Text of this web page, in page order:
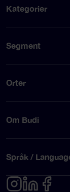
Kategorier
Segment
Orter
Om Budi
Språk /